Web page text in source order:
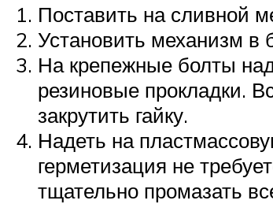
Поставить на сливной
Установить механизм в
На крепежные болты
резиновые прокладки.
закрутить гайку.
Надеть на
герметизация не
тщательно промазать